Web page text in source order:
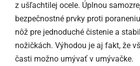
z ušľachtilej ocele. Úplnou
bezpečnostné prvky proti
nôž pre jednoduché čistenie a
nožičkách. Výhodou je aj fakt, že
časti možno umývať v umývačke.